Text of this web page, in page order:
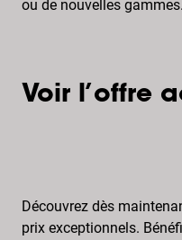
ou de nouvelles gammes.
Voir l’offre
Découvrez dès
prix exceptionnels.